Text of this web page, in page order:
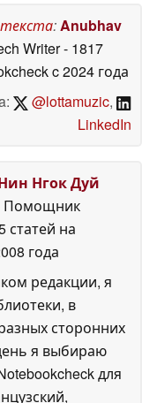
текста:Anubhav
Writer- 1817
c 2024 года
@lottamuzic,
LinkedIn
Нгок Дуй
Помощник
статей на
года
редакции, я
в
сторонних
я выбираю
для